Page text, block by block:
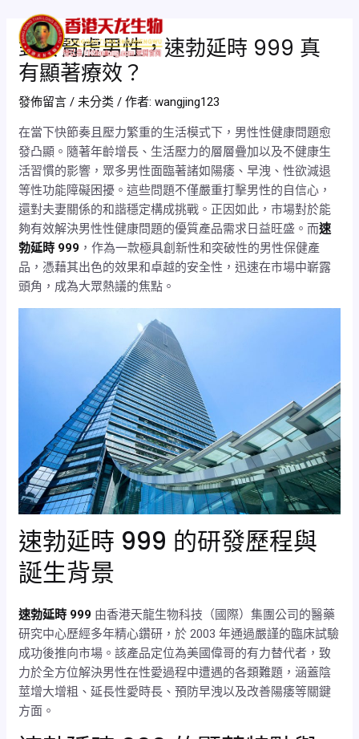
對於腎虛男性，速勃延時 999 真
有顯著療效？
發佈留言 / 未分类 / 作者:wangjing123
在當下快節奏且壓力繁重的生活模式下，男性性健康問題愈
發凸顯。隨著年齡增長、生活壓力的層層疊加以及不健康生
活習慣的影響，眾多男性面臨著諸如陽痿、早洩、性欲減退
等性功能障礙困擾。這些問題不僅嚴重打擊男性的自信心，
還對夫妻關係的和諧穩定構成挑戰。正因如此，市場對於能
夠有效解決男性性健康問題的優質產品需求日益旺盛。而速
勃延時 999 ，作為一款極具創新性和突破性的男性保健產
品，憑藉其出色的效果和卓越的安全性，迅速在市場中嶄露
頭角，成為大眾熱議的焦點。
速勃延時 999 的研發歷程與
誕生背景
速勃延時 999 由香港天龍生物科技（國際）集團公司的醫藥
研究中心歷經多年精心鑽研，於 2003 年通過嚴謹的臨床試驗
成功後推向市場。該產品定位為美國偉哥的有力替代者，致
力於全方位解決男性在性愛過程中遭遇的各類難題，涵蓋陰
莖增大增粗、延長性愛時長、預防早洩以及改善陽痿等關鍵
方面。
navigation